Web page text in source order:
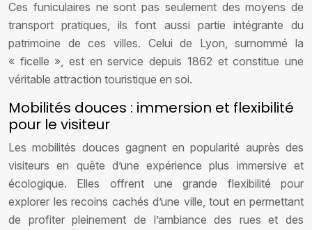
Ces funiculaires ne sont pas seulement des moyens de
transport pratiques, ils font aussi partie intégrante du
patrimoine de ces villes. Celui de Lyon, surnommé la
« ficelle », est en service depuis 1862 et constitue une
véritable attraction touristique en soi.
Mobilités douces : immersion et flexibilité
pour le visiteur
Les mobilités douces gagnent en popularité auprès des
visiteurs en quête d’une expérience plus immersive et
écologique. Elles offrent une grande flexibilité pour
explorer les recoins cachés d’une ville, tout en permettant
de profiter pleinement de l’ambiance des rues et des